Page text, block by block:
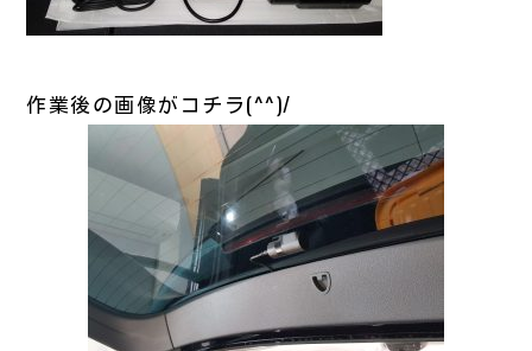
作業後の画像がコチラ(^^)/